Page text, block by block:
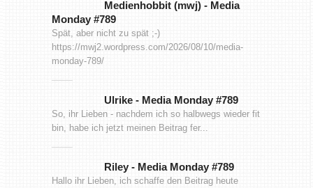
Medienhobbit (mwj) - Media
Monday #789
Spät, aber nicht zu spät ;-)
https://mwj2.wordpress.com/2026/08/10/media-
monday-789/
Ulrike - Media Monday #789
So, ihr Lieben - nachdem ich so halbwegs wieder fit
bin, habe ich jetzt meinen Beitrag fer...
Riley - Media Monday #789
Hallo ihr Lieben, ich schaffe den Beitrag heute